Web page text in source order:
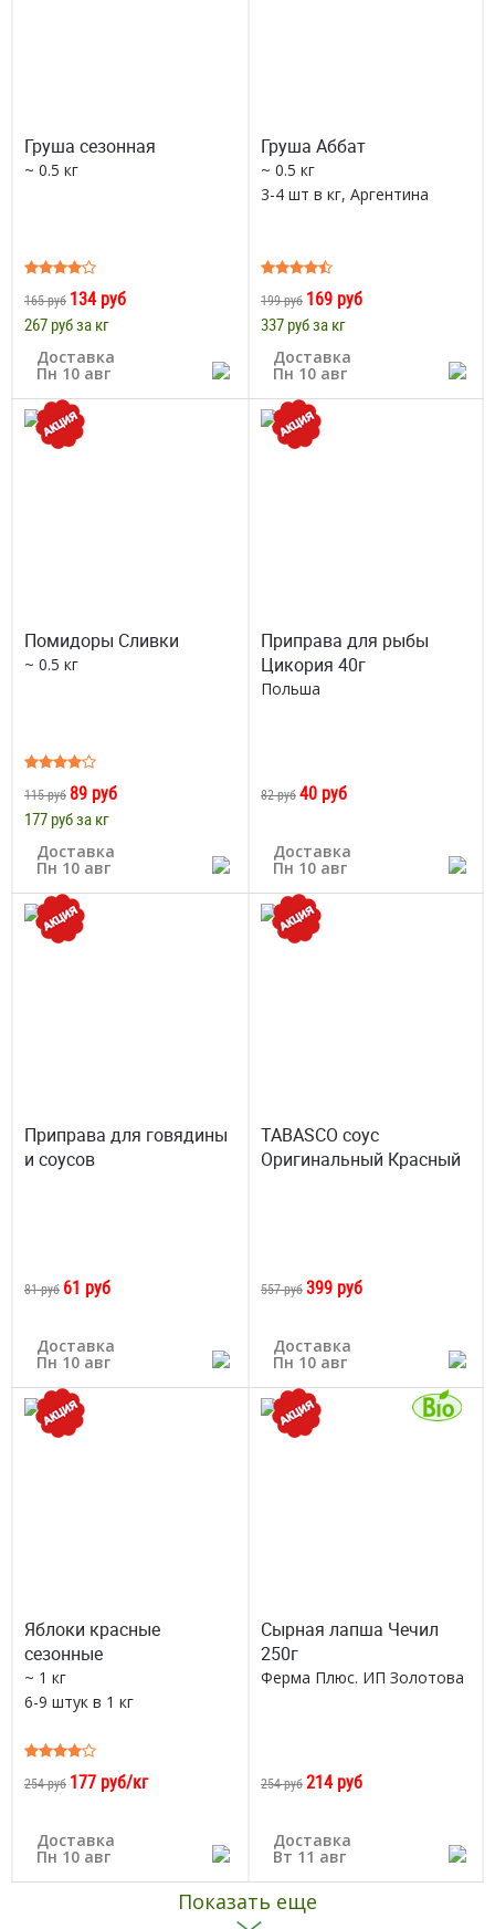
Груша сезонная
~ 0.5 кг
165 руб 134 руб
267 руб за кг
Доставка
Пн 10 авг
Груша Аббат
~ 0.5 кг
3-4 шт в кг, Аргентина
199 руб 169 руб
337 руб за кг
Доставка
Пн 10 авг
Помидоры Сливки
~ 0.5 кг
115 руб 89 руб
177 руб за кг
Доставка
Пн 10 авг
Приправа для рыбы
Цикория 40г
Польша
82 руб40 руб
Доставка
Пн 10 авг
Приправа для говядины
и соусов
81 руб 61 руб
Доставка
Пн 10 авг
TABASCO cоус
Оригинальный Красный
557 руб399 руб
Доставка
Пн 10 авг
Яблоки красные
сезонные
~ 1 кг
6-9 штук в 1 кг
254 руб 177 руб/кг
Доставка
Пн 10 авг
Сырная лапша Чечил
250г
Ферма Плюс. ИП Золотова
254 руб214 руб
Доставка
Вт 11 авг
Показать еще